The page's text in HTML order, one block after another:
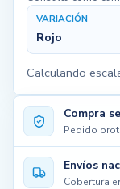
Compra
Pedido
Envíos
Cobertura
VARIACIÓN
Rojo
Calculando